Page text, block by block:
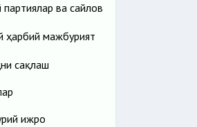
партиялар ва сайлов
ҳарбий мажбурият
сақлаш
ижро